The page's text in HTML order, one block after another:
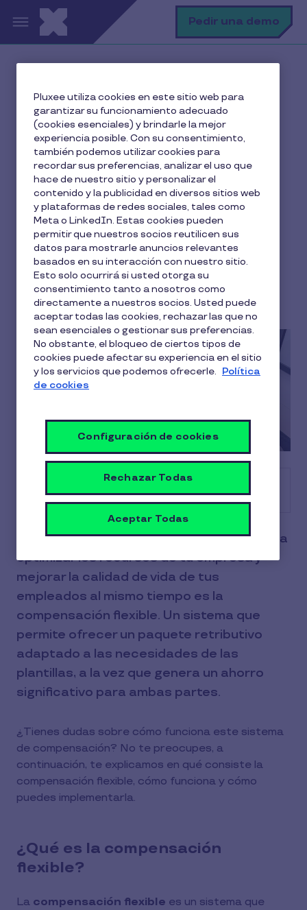
Pasar al contenido principal Pedir una demo
Employee Experience
Compensación flexible: Una fórmula estratégica para
empresas y empleados
Compensación flexible:
Una fórmula estratégica
para empresas y
empleados
8 min de lectura 25 Febrero 2025
Tabla de contenido
Una de las estrategias más efectivas para
optimizar los recursos de tu empresa y
mejorar la calidad de vida de tus
empleados al mismo tiempo es la
compensación flexible. Un sistema que
permite ofrecer un paquete retributivo
adaptado a las necesidades de las
plantillas, a la vez que genera un ahorro
significativo para ambas partes.
¿Tienes dudas sobre cómo funciona este sistema
de compensación? No te preocupes, a
continuación, te explicamos en qué consiste la
compensación flexible, cómo funciona y cómo
puedes implementarla.
¿Qué es la compensación
flexible?
La compensación flexible es un sistema que
Pluxee utiliza cookies en este sitio web para
garantizar su funcionamiento adecuado
(cookies esenciales) y brindarle la mejor
experiencia posible. Con su consentimiento,
también podemos utilizar cookies para
recordar sus preferencias, analizar el uso que
hace de nuestro sitio y personalizar el
contenido y la publicidad en diversos sitios web
y plataformas de redes sociales, tales como
Meta o LinkedIn. Estas cookies pueden
permitir que nuestros socios reutilicen sus
datos para mostrarle anuncios relevantes
basados en su interacción con nuestro sitio.
Esto solo ocurrirá si usted otorga su
consentimiento tanto a nosotros como
directamente a nuestros socios. Usted puede
aceptar todas las cookies, rechazar las que no
sean esenciales o gestionar sus preferencias.
No obstante, el bloqueo de ciertos tipos de
cookies puede afectar su experiencia en el sitio
y los servicios que podemos ofrecerle. Política
de cookies
Configuración de cookies
Rechazar Todas
Aceptar Todas